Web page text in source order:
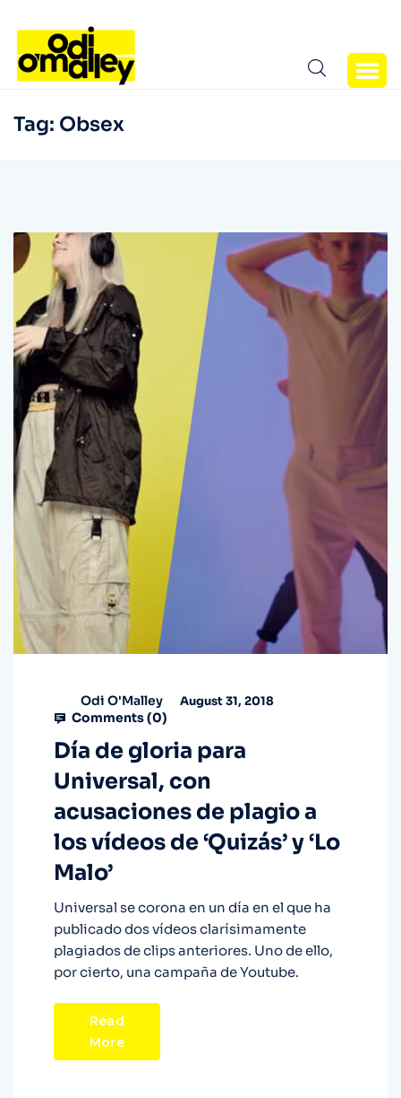
Tag: Obsex
Odi O'Malley August 31, 2018
Comments (0)
Día de gloria para
Universal, con
acusaciones de plagio a
los vídeos de ‘Quizás’ y ‘Lo
Malo’
Universal se corona en un día en el que ha
publicado dos vídeos clarísimamente
plagiados de clips anteriores. Uno de ello,
por cierto, una campaña de Youtube.
Read
More